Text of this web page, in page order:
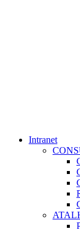
Intranet